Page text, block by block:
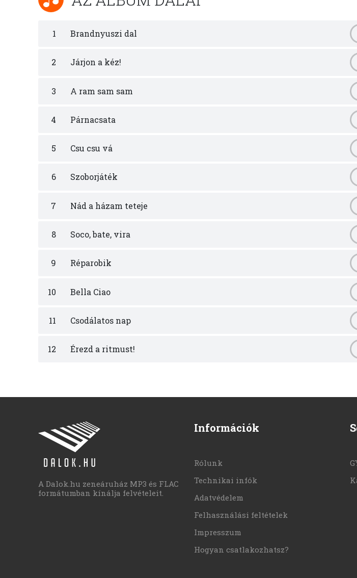
1 Brandnyuszi dal
2 Járjon a kéz!
3 A ram sam sam
4 Párnacsata
5 Csu csu vá
6 Szoborjáték
7 Nád a házam teteje
8 Soco, bate, vira
9 Réparobik
10 Bella Ciao
11 Csodálatos nap
12 Érezd a ritmust!
A Dalok.hu zeneáruház MP3 és FLAC
formátumban kínálja felvételeit.
Információk
Rólunk
Technikai infók
Adatvédelem
Felhasználási feltételek
Impresszum
Hogyan csatlakozhatsz?